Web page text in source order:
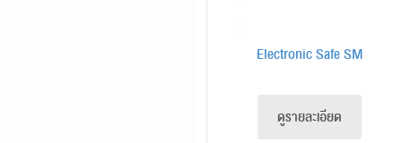
Electronic Safe SM
ดูรายละเอียด